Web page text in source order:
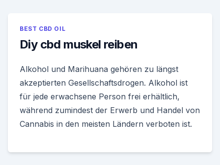
BEST CBD OIL
Diy cbd muskel reiben
Alkohol und Marihuana gehören zu längst
akzeptierten Gesellschaftsdrogen. Alkohol ist
für jede erwachsene Person frei erhältlich,
während zumindest der Erwerb und Handel von
Cannabis in den meisten Ländern verboten ist.